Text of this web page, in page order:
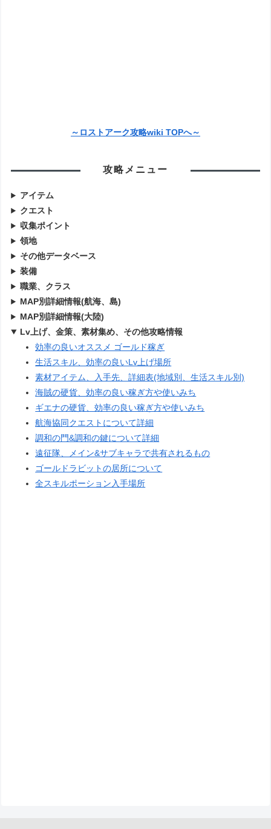
～ロストアーク攻略wiki TOPへ～
攻略メニュー
アイテム
クエスト
収集ポイント
領地
その他データベース
装備
職業、クラス
MAP別詳細情報(航海、島)
MAP別詳細情報(大陸)
Lv上げ、金策、素材集め、その他攻略情報
効率の良いオススメ ゴールド稼ぎ
生活スキル、効率の良いLv上げ場所
素材アイテム、入手先、詳細表(地域別、生活スキル別)
海賊の硬貨、効率の良い稼ぎ方や使いみち
ギエナの硬貨、効率の良い稼ぎ方や使いみち
航海協同クエストについて詳細
調和の門&調和の鍵について詳細
遠征隊、メイン&サブキャラで共有されるもの
ゴールドラビットの居所について
全スキルポーション入手場所